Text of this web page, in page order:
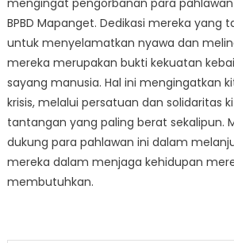
mengingat pengorbanan para
BPBD Mapanget. Dedikasi mereka yang
untuk menyelamatkan nyawa dan
mereka merupakan bukti kekuatan
sayang manusia. Hal ini mengingatkan
krisis, melalui persatuan dan solidaritas
tantangan yang paling berat sekalipun.
dukung para pahlawan ini dalam
mereka dalam menjaga kehidupan
membutuhkan.